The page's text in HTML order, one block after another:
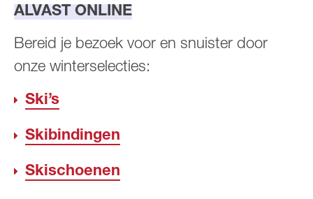
ALVAST ONLINE
Bereid je bezoek voor en snuister door
onze winterselecties:
Ski’s
Skibindingen
Skischoenen